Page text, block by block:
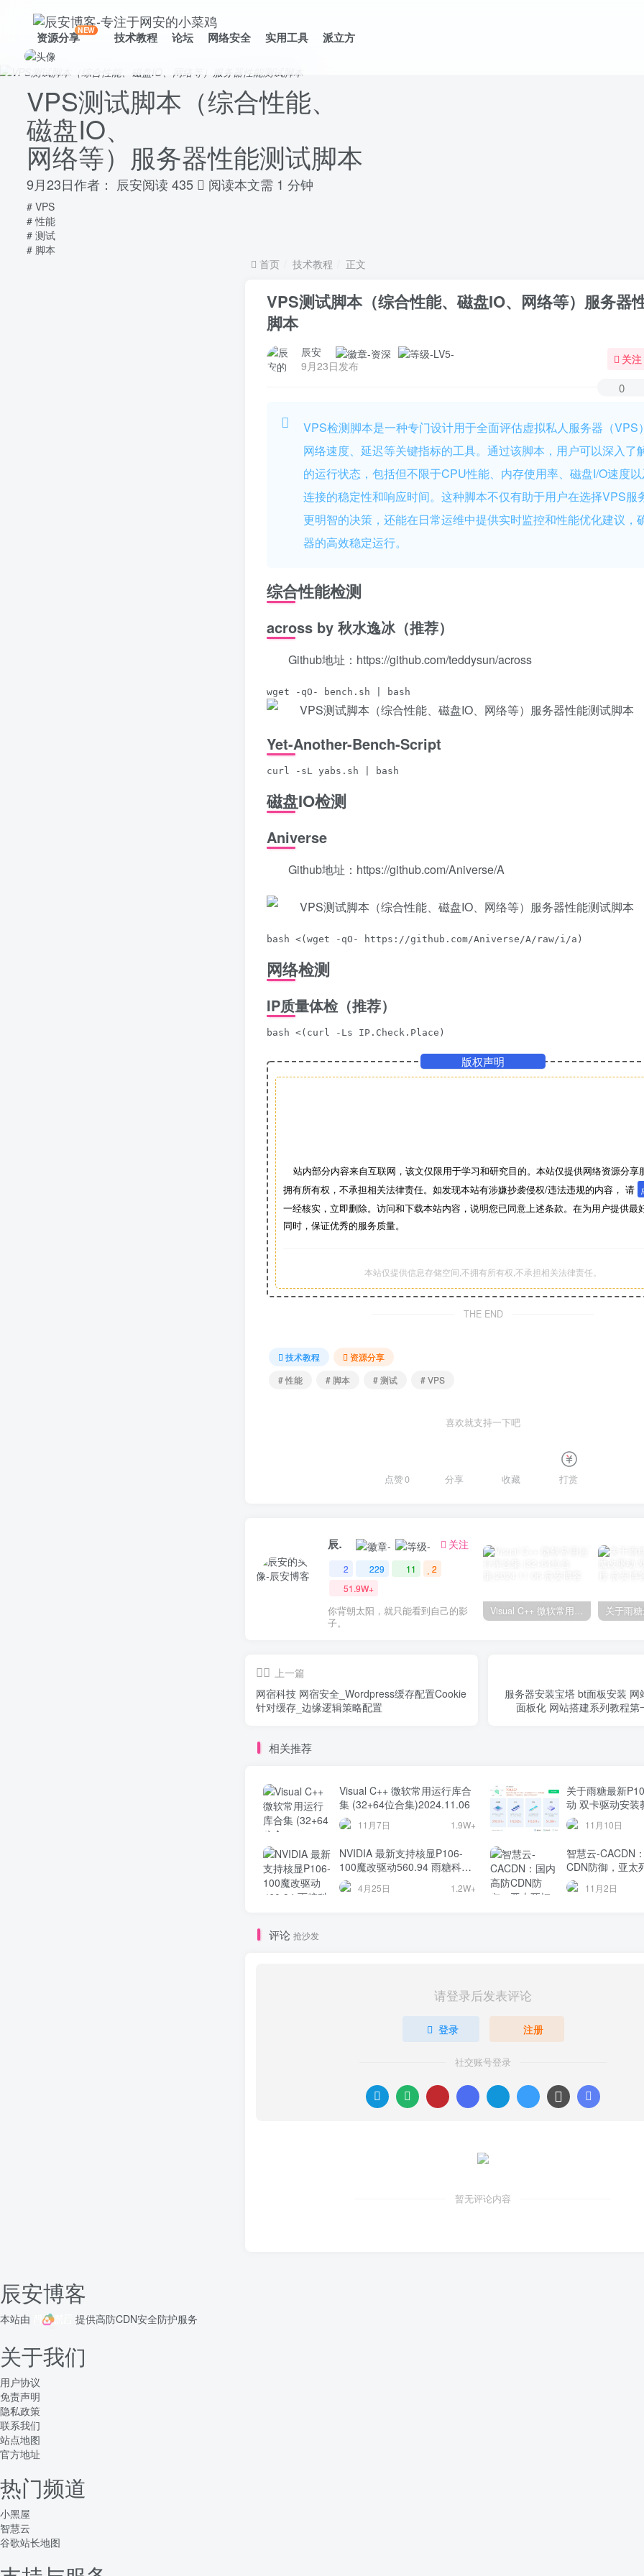
VPS测试脚本（综合性能、
磁盘IO、
网络等）服务器性能测试脚本
9月23日作者： 辰安阅读 435 阅读本文需 1 分钟
# VPS
# 性能
# 测试
# 脚本
资源分享NEW 技术教程 论坛 网络安全 实用工具 派立方
首页 技术教程 正文
VPS测试脚本（综合性能、磁盘IO、网络等）服务器
脚本
辰安
9月23日发布
关注
0
VPS检测脚本是一种专门设计用于全面评估虚拟私人服务器（VPS
网络速度、延迟等关键指标的工具。通过该脚本，用户可以深入了
的运行状态，包括但不限于CPU性能、内存使用率、磁盘I/O速度
连接的稳定性和响应时间。这种脚本不仅有助于用户在选择VPS服
更明智的决策，还能在日常运维中提供实时监控和性能优化建议，
器的高效稳定运行。
综合性能检测
across by 秋水逸冰（推荐）
Github地址：https://github.com/teddysun/across
wget -qO- bench.sh | bash
Yet-Another-Bench-Script
curl -sL yabs.sh | bash
磁盘IO检测
Aniverse
Github地址：https://github.com/Aniverse/A
bash <(wget -qO- https://github.com/Aniverse/A/raw/i/a)
网络检测
IP质量体检（推荐）
bash <(curl -Ls IP.Check.Place)
版权声明
站内部分内容来自互联网，该文仅限用于学习和研究目的。本站仅提供网络资源分享
拥有所有权，不承担相关法律责任。如发现本站有涉嫌抄袭侵权/违法违规的内容， 请
一经核实，立即删除。访问和下载本站内容，说明您已同意上述条款。在为用户提供最
同时，保证优秀的服务质量。
本站仅提供信息存储空间,不拥有所有权,不承担相关法律责任。
THE END
技术教程
资源分享
# 性能
# 脚本 # 测试 # VPS
喜欢就支持一下吧
点赞0 分享 收藏 打赏
辰安 关注
2 229 11
2
51.9W+
你背朝太阳，就只能看到自己的影
子。
上一篇
网宿科技 网宿安全_Wordpress缓存配置Cookie
针对缓存_边缘逻辑策略配置
服务器安装宝塔 bt面板安装 网
面板化 网站搭建系列教程第
相关推荐
Visual C++ 微软常用运行库合
集 (32+64位合集)2024.11.06
11月7日 1.9W+
关于雨糖最新
动 双卡驱动安装
11月10日
NVIDIA 最新支持核显P106-
100魔改驱动560.94 雨糖科技
魔改版 P10x系列
4月25日 1.2W+
智慧云-CACDN
CDN防御，亚太
测评
11月2日
评论 抢沙发
请登录后发表评论
登录 注册
社交账号登录
暂无评论内容
辰安博客
本站由 提供高防CDN安全防护服务
关于我们
用户协议
免责声明
隐私政策
联系我们
站点地图
官方地址
热门频道
小黑屋
智慧云
谷歌站长地图